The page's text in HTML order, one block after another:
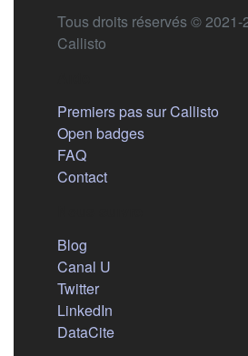
Tous droits réservés ©
Callisto
Premiers pas sur Callisto
Open badges
FAQ
Contact
Blog
Canal U
Twitter(s'ouvre dans un nouvel
LinkedIn
DataCite(s'ouvre dans un